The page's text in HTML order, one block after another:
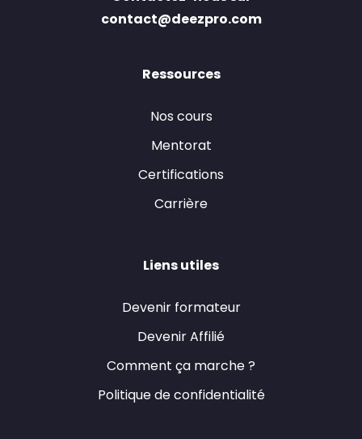
contact@deezpro.com
Ressources
Nos cours
Mentorat
Certifications
Carrière
Liens utiles
Devenir formateur
Devenir Affilié
Comment ça marche ?
Politique de confidentialité